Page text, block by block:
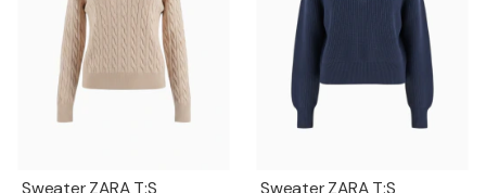
Sweater ZARA T:S Sweater ZARA T:S